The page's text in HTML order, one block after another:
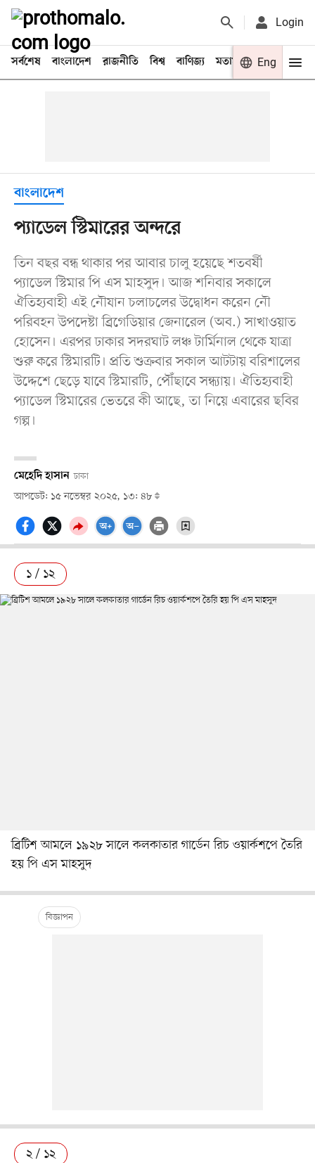
Login
সর্বশেষ বাংলাদেশ রাজনীতি বিশ্ব বাণিজ্য মতামত খেলা
Eng
বাংলাদেশ
প্যাডেল স্টিমারের অন্দরে
তিন বছর বন্ধ থাকার পর আবার চালু হয়েছে শতবর্ষী
প্যাডেল স্টিমার পি এস মাহসুদ। আজ শনিবার সকালে
ঐতিহ্যবাহী এই নৌযান চলাচলের উদ্বোধন করেন নৌ
পরিবহন উপদেষ্টা ব্রিগেডিয়ার জেনারেল (অব.) সাখাওয়াত
হোসেন। এরপর ঢাকার সদরঘাট লঞ্চ টার্মিনাল থেকে যাত্রা
শুরু করে স্টিমারটি। প্রতি শুক্রবার সকাল আটটায় বরিশালের
উদ্দেশে ছেড়ে যাবে স্টিমারটি, পৌঁছাবে সন্ধ্যায়। ঐতিহ্যবাহী
প্যাডেল স্টিমারের ভেতরে কী আছে, তা নিয়ে এবারের ছবির
গল্প।
মেহেদি হাসান ঢাকা
আপডেট: ১৫ নভেম্বর ২০২৫, ১৩: ৪৮
১ / ১২
ব্রিটিশ আমলে ১৯২৮ সালে কলকাতার গার্ডেন রিচ ওয়ার্কশপে তৈরি
হয় পি এস মাহসুদ
২ / ১২